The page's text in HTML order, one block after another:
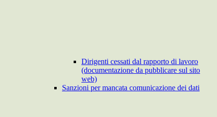
Dirigenti cessati dal rapporto di lavoro
(documentazione da pubblicare sul sito
web)
Sanzioni per mancata comunicazione dei dati